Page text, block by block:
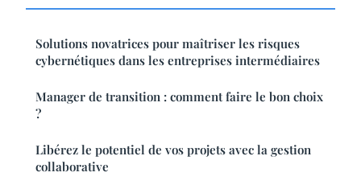
Solutions novatrices pour maîtriser les risques
cybernétiques dans les entreprises intermédiaires
Manager de transition : comment faire le bon choix
?
Libérez le potentiel de vos projets avec la gestion
collaborative